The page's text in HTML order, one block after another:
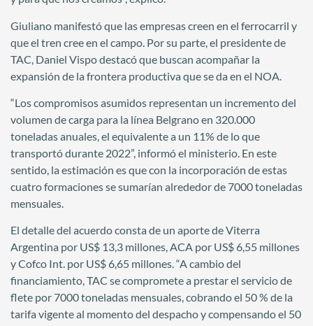
Giuliano manifestó que las empresas creen en el ferrocarril y
que el tren cree en el campo. Por su parte, el presidente de
TAC, Daniel Vispo destacó que buscan acompañar la
expansión de la frontera productiva que se da en el NOA.
“Los compromisos asumidos representan un incremento del
volumen de carga para la línea Belgrano en 320.000
toneladas anuales, el equivalente a un 11% de lo que
transportó durante 2022”, informó el ministerio. En este
sentido, la estimación es que con la incorporación de estas
cuatro formaciones se sumarían alrededor de 7000 toneladas
mensuales.
El detalle del acuerdo consta de un aporte de Viterra
Argentina por US$ 13,3 millones, ACA por US$ 6,55 millones
y Cofco Int. por US$ 6,65 millones. “A cambio del
financiamiento, TAC se compromete a prestar el servicio de
flete por 7000 toneladas mensuales, cobrando el 50 % de la
tarifa vigente al momento del despacho y compensando el 50